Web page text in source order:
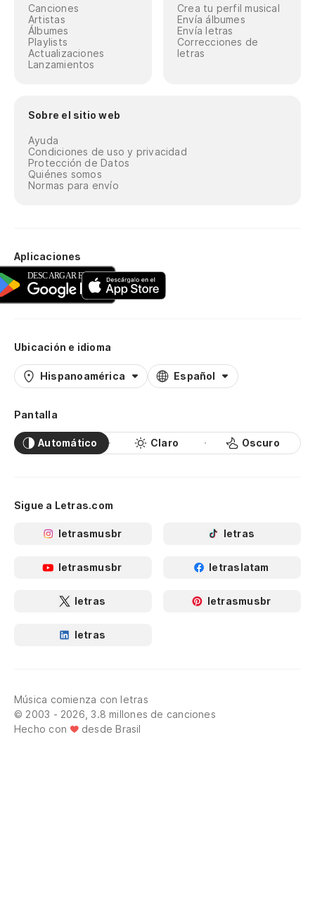
Canciones
Artistas
Álbumes
Playlists
Actualizaciones
Lanzamientos
Crea tu perfil musical
Envía álbumes
Envía letras
Correcciones de
letras
Sobre el sitio web
Ayuda
Condiciones de uso y privacidad
Protección de Datos
Quiénes somos
Normas para envío
Aplicaciones
Ubicación e idioma
Hispanoamérica Español
Pantalla
Automático Claro Oscuro
Sigue a Letras.com
letrasmusbr letras
letrasmusbr letraslatam
letras letrasmusbr
letras
Música comienza con letras
© 2003 - 2026, 3.8 millones de canciones
Hecho con
desde Brasil